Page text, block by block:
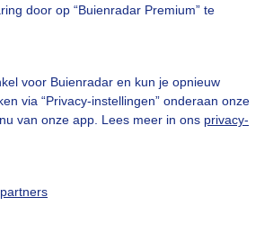
door op “Buienradar Premium” te
voor Buienradar en kun je opnieuw
via “Privacy-instellingen” onderaan onze
van onze app. Lees meer in ons privacy-